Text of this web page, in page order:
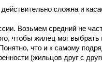
сложна и
Возьмем средний не
чтобы жилец мог выбрать
что и к самому
(жильцов друг с